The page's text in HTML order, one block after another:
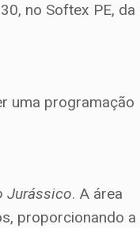
no Softex PE, da
uma programação
Jurássico. A área
proporcionando a